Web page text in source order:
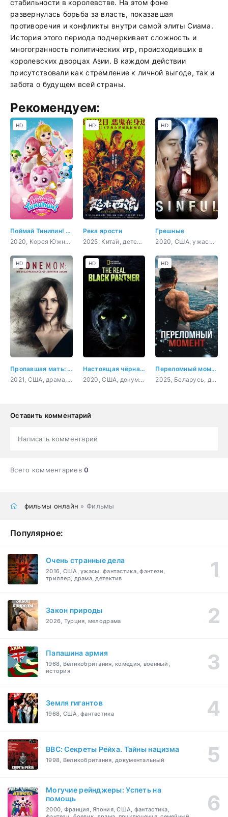
стабильности в королевстве. На этом фоне
развернулась борьба за власть, показавшая
противоречия и конфликты внутри самой элиты Сиама.
История этого периода подчеркивает сложность и
многогранность политических игр, происходивших в
королевских дворцах Азии. В каждом действии
присутствовали как стремление к личной выгоде, так и
забота о будущем всей страны.
Рекомендуем:
Поймай Тинипин! Королевство эмоций
2020, Корея Южная, мультфильм, фэнтези, комедия, детский
HD
Река ярости
2025, Китай, детектив, криминал, триллер
HD
Грешные
2020, США, ужасы, триллер
HD
Пропавшая мать: Исчезновение Дженнифер Дулос
2021, США, драма, криминал
HD
Настоящая чёрная пантера
2020, США, документальный, короткометражка
HD
Переломный момент
2025, Беларусь, драма, спорт
HD
Оставить комментарий
Написать комментарий
Всего комментариев0
фильмы онлайн » Фильмы
Популярное:
Очень странные дела
2016, США, ужасы, фантастика, фэнтези,
триллер, драма, детектив
Закон природы
2026, Турция, мелодрама
Папашина армия
1968, Великобритания, комедия, военный,
история
Земля гигантов
1968, США, фантастика
BBC: Секреты Рейха. Тайны нацизма
1998, Великобритания, документальный
Могучие рейнджеры: Успеть на
помощь
2000, Франция, Япония, США, фантастика,